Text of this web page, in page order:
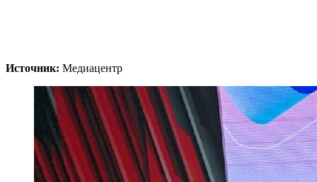
Источник: Медиацентр